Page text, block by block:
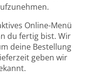
Online-Menü
du fertig bist. Wir
deine Bestellung
geben wir